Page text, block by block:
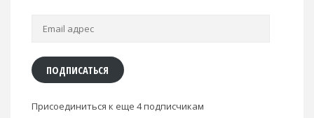
Email
ПОДПИСАТЬСЯ
Присоединиться к еще 4 подписчикам